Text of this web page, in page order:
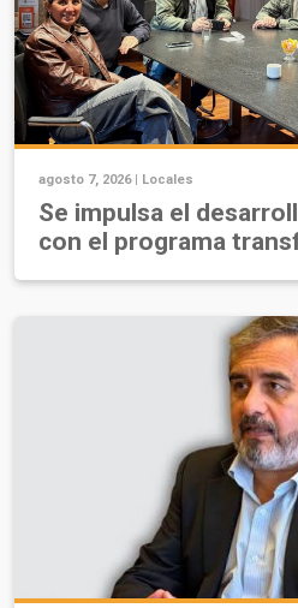
agosto 7, 2026 | Locales
Se impulsa el
con el programa